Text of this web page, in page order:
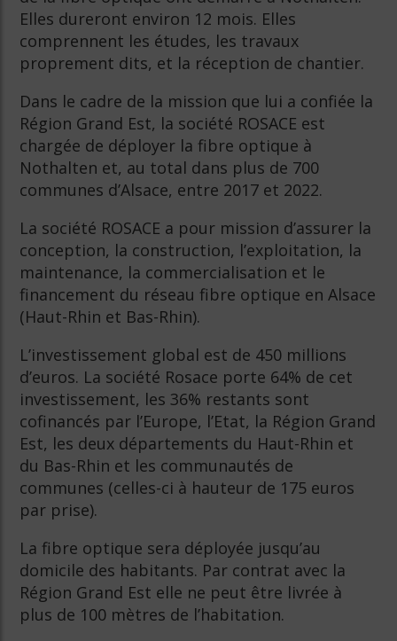
Elles dureront environ 12 mois. Elles
comprennent les études, les travaux
proprement dits, et la réception de chantier.
Dans le cadre de la mission que lui a confiée la
Région Grand Est, la société ROSACE est
chargée de déployer la fibre optique à
Nothalten et, au total dans plus de 700
communes d’Alsace, entre 2017 et 2022.
La société ROSACE a pour mission d’assurer la
conception, la construction, l’exploitation, la
maintenance, la commercialisation et le
financement du réseau fibre optique en Alsace
(Haut-Rhin et Bas-Rhin).
L’investissement global est de 450 millions
d’euros. La société Rosace porte 64% de cet
investissement, les 36% restants sont
cofinancés par l’Europe, l’Etat, la Région Grand
Est, les deux départements du Haut-Rhin et
du Bas-Rhin et les communautés de
communes (celles-ci à hauteur de 175 euros
par prise).
La fibre optique sera déployée jusqu’au
domicile des habitants. Par contrat avec la
Région Grand Est elle ne peut être livrée à
plus de 100 mètres de l’habitation.